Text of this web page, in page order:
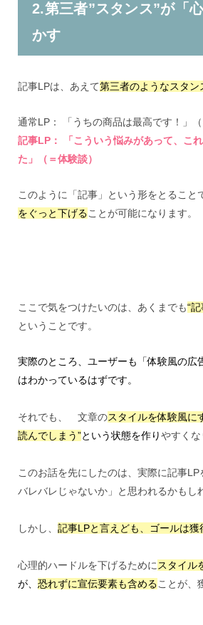
2.第三者”スタンス”が「
かす
記事LPは、あえて第三者のようなスタン
通常LP： 「うちの商品は最高です！」（
記事LP： 「こういう悩みがあって、こ
た」（＝体験談）
このように「記事」という形をとること
をぐっと下げることが可能になります。
ここで気をつけたいのは、あくまでも“
ということです。
実際のところ、ユーザーも「体験風の広
はわかっているはずです。
それでも、 文章のスタイルを体験風に
読んでしまう”という状態を作りやすくな
このお話を先にしたのは、実際に記事LP
バレバレじゃないか」と思われるかもし
しかし、 記事LPと言えども、ゴールは獲
心理的ハードルを下げるために スタイル
が、 恐れずに宣伝要素も含めることが、